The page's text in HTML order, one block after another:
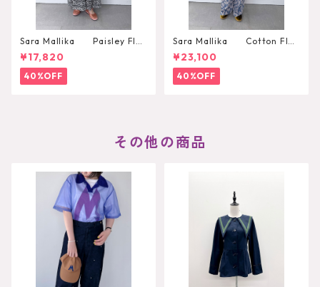
Sara Mallika Paisley Flo
wer Print Dress
¥17,820
40%OFF
Sara Mallika Cotton Flo
wer Signal Print All In One
¥23,100
40%OFF
その他の商品